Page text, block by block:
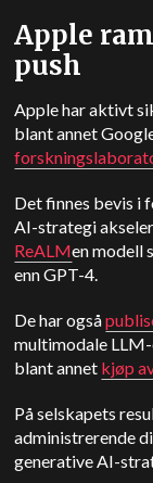
Apple
push
Applehar aktivt
blant annet
Det finnes bevis i
AI-strategi
ReALMen modell
enn GPT-4.
De har også
multimodale
blant annet kjøp
På selskapets
administrerende
generative AI-